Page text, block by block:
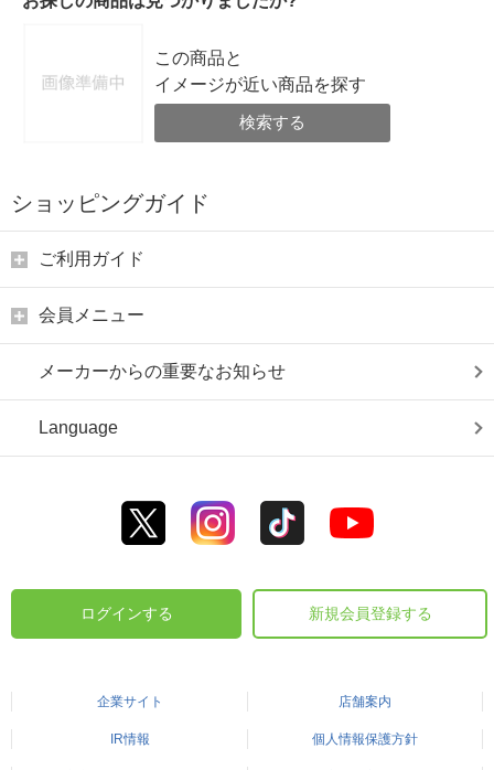
この商品と
イメージが近い商品を探す
検索する
ショッピングガイド
ご利用ガイド
会員メニュー
メーカーからの重要なお知らせ
Language
ログインする 新規会員登録する
企業サイト 店舗案内
IR情報 個人情報保護方針